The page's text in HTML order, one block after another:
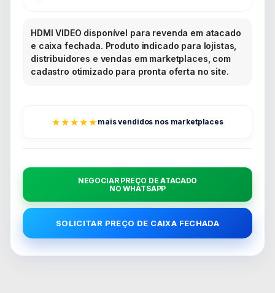
HDMI VIDEO disponível para revenda em atacado
e caixa fechada. Produto indicado para lojistas,
distribuidores e vendas em marketplaces, com
cadastro otimizado para pronta oferta no site.
★★★★★ mais vendidos nos marketplaces
NEGOCIAR PREÇO DE ATACADO
NO WHATSAPP
SOLICITAR PREÇO DE CAIXA FECHADA